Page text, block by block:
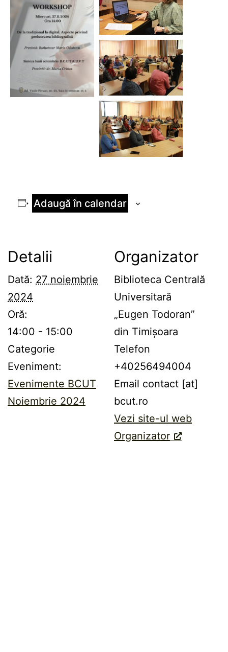
Adaugă în calendar
Detalii
Dată: 27 noiembrie
2024
Oră:
14:00 - 15:00
Categorie
Eveniment:
Evenimente BCUT
Noiembrie 2024
Organizator
Biblioteca Centrală
Universitară
„Eugen Todoran”
din Timișoara
Telefon
+40256494004
Email contact [at]
bcut.ro
Vezi site-ul web
Organizator